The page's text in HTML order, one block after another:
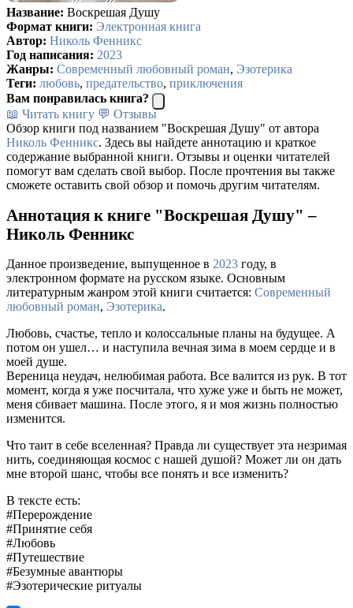
Название: Воскрешая Душу
Формат книги: Электронная книга
Автор: Николь Фенникс
Год написания: 2023
Жанры: Современный любовный роман, Эзотерика
Теги: любовь, предательство, приключения
Вам понравилась книга?
📖 Читать книгу 💬 Отзывы
Обзор книги под названием "Воскрешая Душу" от автора
Николь Фенникс. Здесь вы найдете аннотацию и краткое
содержание выбранной книги. Отзывы и оценки читателей
помогут вам сделать свой выбор. После прочтения вы также
сможете оставить свой обзор и помочь другим читателям.
Аннотация к книге "Воскрешая Душу" –
Николь Фенникс
Данное произведение, выпущенное в 2023 году, в
электронном формате на русском языке. Основным
литературным жанром этой книги считается: Современный
любовный роман, Эзотерика.
Любовь, счастье, тепло и колоссальные планы на будущее. А
потом он ушел… и наступила вечная зима в моем сердце и в
моей душе.
Вереница неудач, нелюбимая работа. Все валится из рук. В тот
момент, когда я уже посчитала, что хуже уже и быть не может,
меня сбивает машина. После этого, я и моя жизнь полностью
изменится.
Что таит в себе вселенная? Правда ли существует эта незримая
нить, соединяющая космос с нашей душой? Может ли он дать
мне второй шанс, чтобы все понять и все изменить?
В тексте есть:
#Перерождение
#Принятие себя
#Любовь
#Путешествие
#Безумные авантюры
#Эзотерические ритуалы